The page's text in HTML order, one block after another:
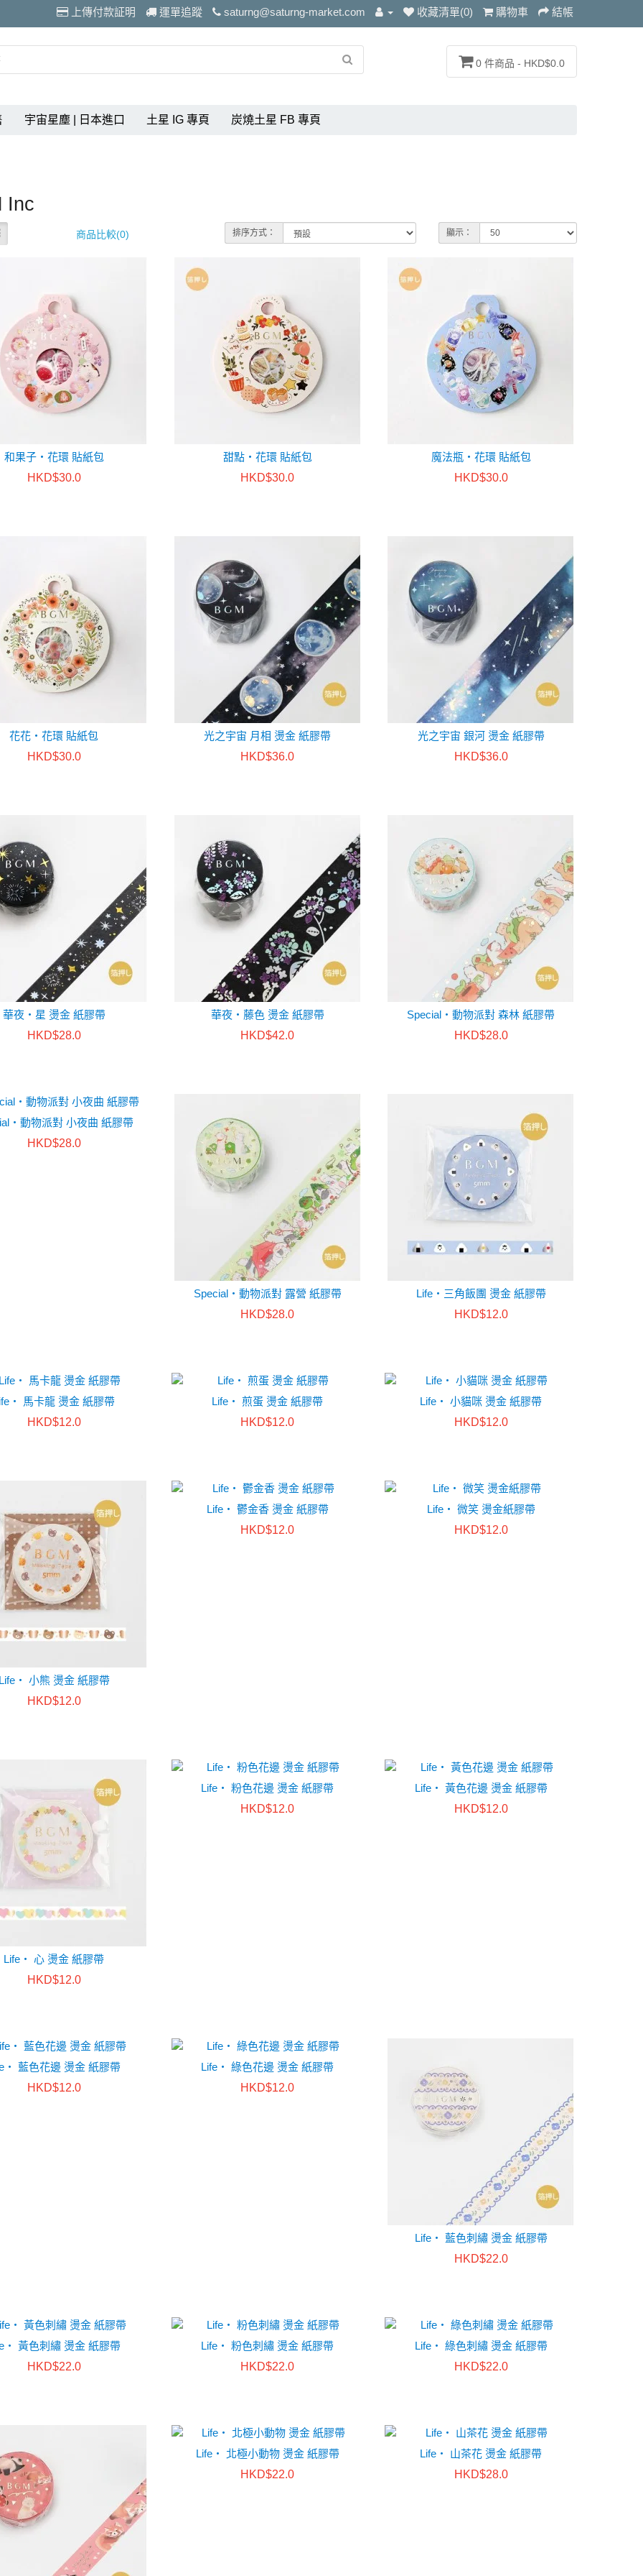
上傳付款証明 運單追蹤 saturng@saturng-market.com 收藏清單(0) 購物車 結帳
0 件商品 - HKD$0.0
宇宙星塵 | 日本進口 土星 IG 專頁 炭燒土星 FB 專頁
Inc
商品比較(0) 排序方式： 顯示：
和果子・花環 貼紙包
HKD$30.0
甜點・花環 貼紙包
HKD$30.0
魔法瓶・花環 貼紙包
HKD$30.0
花花・花環 貼紙包
HKD$30.0
光之宇宙 月相 燙金 紙膠帶
HKD$36.0
光之宇宙 銀河 燙金 紙膠帶
HKD$36.0
華夜・星 燙金 紙膠帶
HKD$28.0
華夜・藤色 燙金 紙膠帶
HKD$42.0
Special・動物派對 森林 紙膠帶
HKD$28.0
・動物派對 小夜曲 紙膠帶
HKD$28.0
Special・動物派對 露營 紙膠帶
HKD$28.0
Life・三角飯團 燙金 紙膠帶
HKD$12.0
・ 馬卡龍 燙金 紙膠帶
HKD$12.0
Life・ 煎蛋 燙金 紙膠帶
HKD$12.0
Life・ 小貓咪 燙金 紙膠帶
HKD$12.0
・ 小熊 燙金 紙膠帶
HKD$12.0
Life・ 鬱金香 燙金 紙膠帶
HKD$12.0
Life・ 微笑 燙金紙膠帶
HKD$12.0
Life・ 心 燙金 紙膠帶
HKD$12.0
Life・ 粉色花邊 燙金 紙膠帶
HKD$12.0
Life・ 黃色花邊 燙金 紙膠帶
HKD$12.0
・ 藍色花邊 燙金 紙膠帶
HKD$12.0
Life・ 綠色花邊 燙金 紙膠帶
HKD$12.0
Life・ 藍色刺繡 燙金 紙膠帶
HKD$22.0
・ 黃色刺繡 燙金 紙膠帶
HKD$22.0
Life・ 粉色刺繡 燙金 紙膠帶
HKD$22.0
Life・ 綠色刺繡 燙金 紙膠帶
HKD$22.0
Life・ 北極小動物 燙金 紙膠帶
HKD$22.0
Life・ 山茶花 燙金 紙膠帶
HKD$28.0